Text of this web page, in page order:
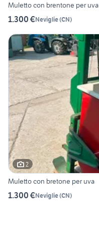
Muletto con brentone per uva
1.300 €Neviglie(CN)
2
Muletto con bretone per uva
1.300 €Neviglie(CN)